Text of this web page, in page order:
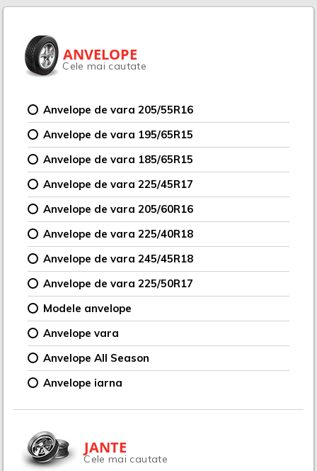
ANVELOPE
Cele mai cautate
Anvelope de vara 205/55R16
Anvelope de vara 195/65R15
Anvelope de vara 185/65R15
Anvelope de vara 225/45R17
Anvelope de vara 205/60R16
Anvelope de vara 225/40R18
Anvelope de vara 245/45R18
Anvelope de vara 225/50R17
Modele anvelope
Anvelope vara
Anvelope All Season
Anvelope iarna
JANTE
Cele mai cautate